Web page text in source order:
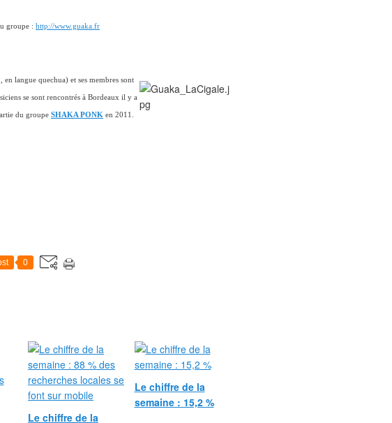
groupe : http://www.guaka.fr
langue quechua) et ses membres sont
se sont rencontrés à Bordeaux il y a
du groupe SHAKA PONK en 2011.
0
Le chiffre de la
Le chiffre de la
semaine : 15,2 %